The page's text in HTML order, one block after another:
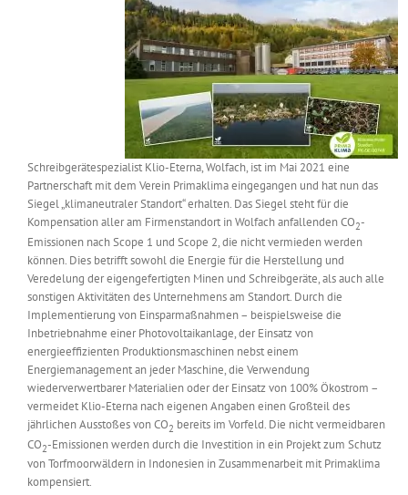
Wissen
Product Guide
Jobshop
Suche
nach:
Schreibgerätespezialist Klio-Eterna, Wolfach, ist im Mai 2021 eine
Partnerschaft mit dem Verein Primaklima eingegangen und hat nun das
Siegel „klimaneutraler Standort“ erhalten. Das Siegel steht für die
Kompensation aller am Firmenstandort in Wolfach anfallenden CO2-
Emissionen nach Scope 1 und Scope 2, die nicht vermieden werden
können. Dies betrifft sowohl die Energie für die Herstellung und
Veredelung der eigengefertigten Minen und Schreibgeräte, als auch alle
sonstigen Aktivitäten des Unternehmens am Standort. Durch die
Implementierung von Einsparmaßnahmen – beispielsweise die
Inbetriebnahme einer Photovoltaikanlage, der Einsatz von
energieeffizienten Produktionsmaschinen nebst einem
Energiemanagement an jeder Maschine, die Verwendung
wiederverwertbarer Materialien oder der Einsatz von 100% Ökostrom –
vermeidet Klio-Eterna nach eigenen Angaben einen Großteil des
jährlichen Ausstoßes von CO2 bereits im Vorfeld. Die nicht vermeidbaren
CO2-Emissionen werden durch die Investition in ein Projekt zum Schutz
von Torfmoorwäldern in Indonesien in Zusammenarbeit mit Primaklima
kompensiert.